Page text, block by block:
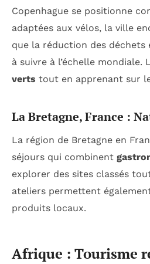
Copenhague se positionne
adaptées aux vélos, la ville
que la réduction des déchets
à suivre à l’échelle
verts tout en apprenant sur
La Bretagne, France :
La région de Bretagne en
séjours qui combinent
explorer des sites classés
ateliers permettent
produits locaux.
Afrique : Tourisme